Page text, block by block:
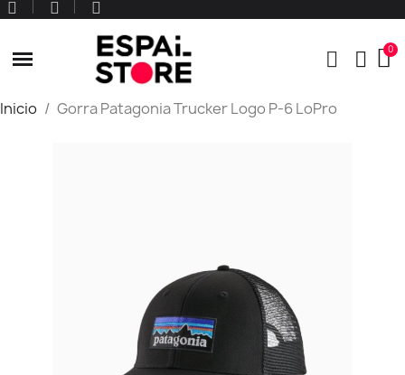
Inicio Gorra Patagonia Trucker Logo P-6 LoPro